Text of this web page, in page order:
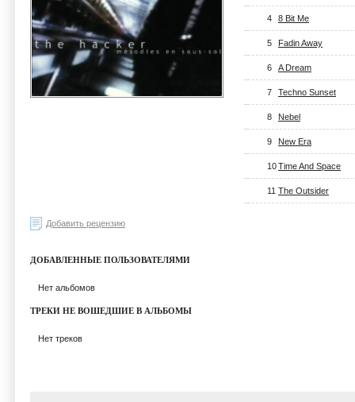
4 8 Bit Me
5 Fadin Away
6 A Dream
7 Techno Sunset
8 Nebel
9 New Era
10Time And Space
11 The Outsider
Добавить рецензию
ДОБАВЛЕННЫЕ ПОЛЬЗОВАТЕЛЯМИ
Нет альбомов
ТРЕКИ НЕ ВОШЕДШИЕ В АЛЬБОМЫ
Нет треков